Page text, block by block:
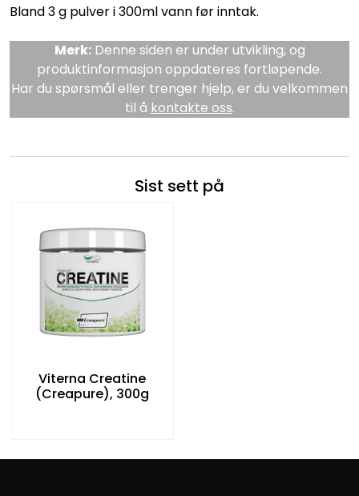
Bland 3 g pulver i 300ml vann før inntak.
Merk:Denne siden er under utvikling, og
produktinformasjon oppdateres fortløpende.
Har du spørsmål eller trenger hjelp, er du velkommen
til å kontakte oss.
Sist sett på
Viterna Creatine
(Creapure), 300g